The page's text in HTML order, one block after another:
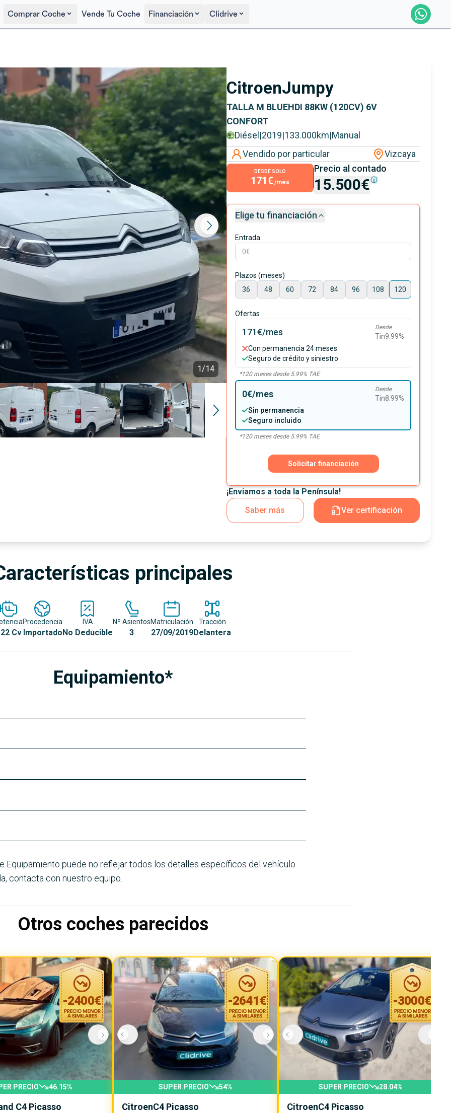
Comprar Coche Vende Tu Coche Financiación Clidrive
1/14
CitroenJumpy
TALLA M BLUEHDI 88KW (120CV) 6V
CONFORT
Diésel |2019|133.000km|Manual
Vendido por particular
Vizcaya
DESDE SOLO
171€ /mes
Precio al contado
15.500€
Elige tu financiación
Entrada
Plazos (meses)
36
48 60 72 84 96 108 120
Ofertas
171€/mes Desde
Tin9.99%
Con permanencia 24 meses
Seguro de crédito y siniestro
*120meses desde 5.99% TAE
0€/mes Desde
Tin8.99%
Sin permanencia
Seguro incluido
*120meses desde 5.99% TAE
Solicitar financiación
¡Enviamos a toda la Península!
Saber más
Ver certificación
principales
Cv
Procedencia
Importado
IVA
No Deducible
Nº Asientos
3
Matriculación
27/09/2019
Tracción
Delantera
Equipamiento*
Equipamiento puede no reflejar todos los detalles específicos del vehículo.
contacta con nuestro equipo.
Otros coches parecidos
-2400€
PRECIO 46.15%
C4 Picasso
-2641€
SUPER PRECIO 54%
CitroenC4 Picasso
-3000€
SUPER PRECIO 28.04%
CitroenC4 Picasso